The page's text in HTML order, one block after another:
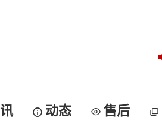
动态 售后